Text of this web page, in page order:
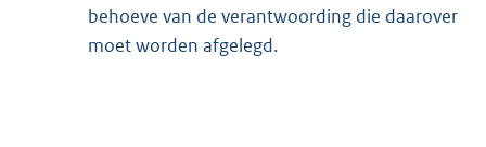
behoeve van de verantwoording die daarover
moet worden afgelegd.